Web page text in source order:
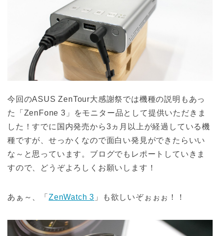
今回のASUS ZenTour大感謝祭では機種の説明もあっ
た「ZenFone 3」をモニター品として提供いただきま
した！すでに国内発売から3ヵ月以上が経過している機
種ですが、せっかくなので面白い発見ができたらいい
な～と思っています。ブログでもレポートしていきま
すので、どうぞよろしくお願いします！
あぁ～、「 ZenWatch 3 」も欲しいぞぉぉぉ！！